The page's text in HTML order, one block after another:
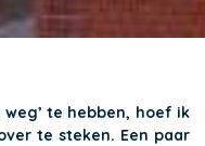
te hebben, hoef ik
te steken. Een paar